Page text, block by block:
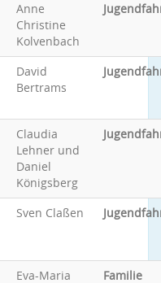
Anne
Christine
Kolvenbach
David
Bertrams
Claudia
Lehner und
Daniel
Königsberg
Sven Claßen
Eva-Maria
Familie